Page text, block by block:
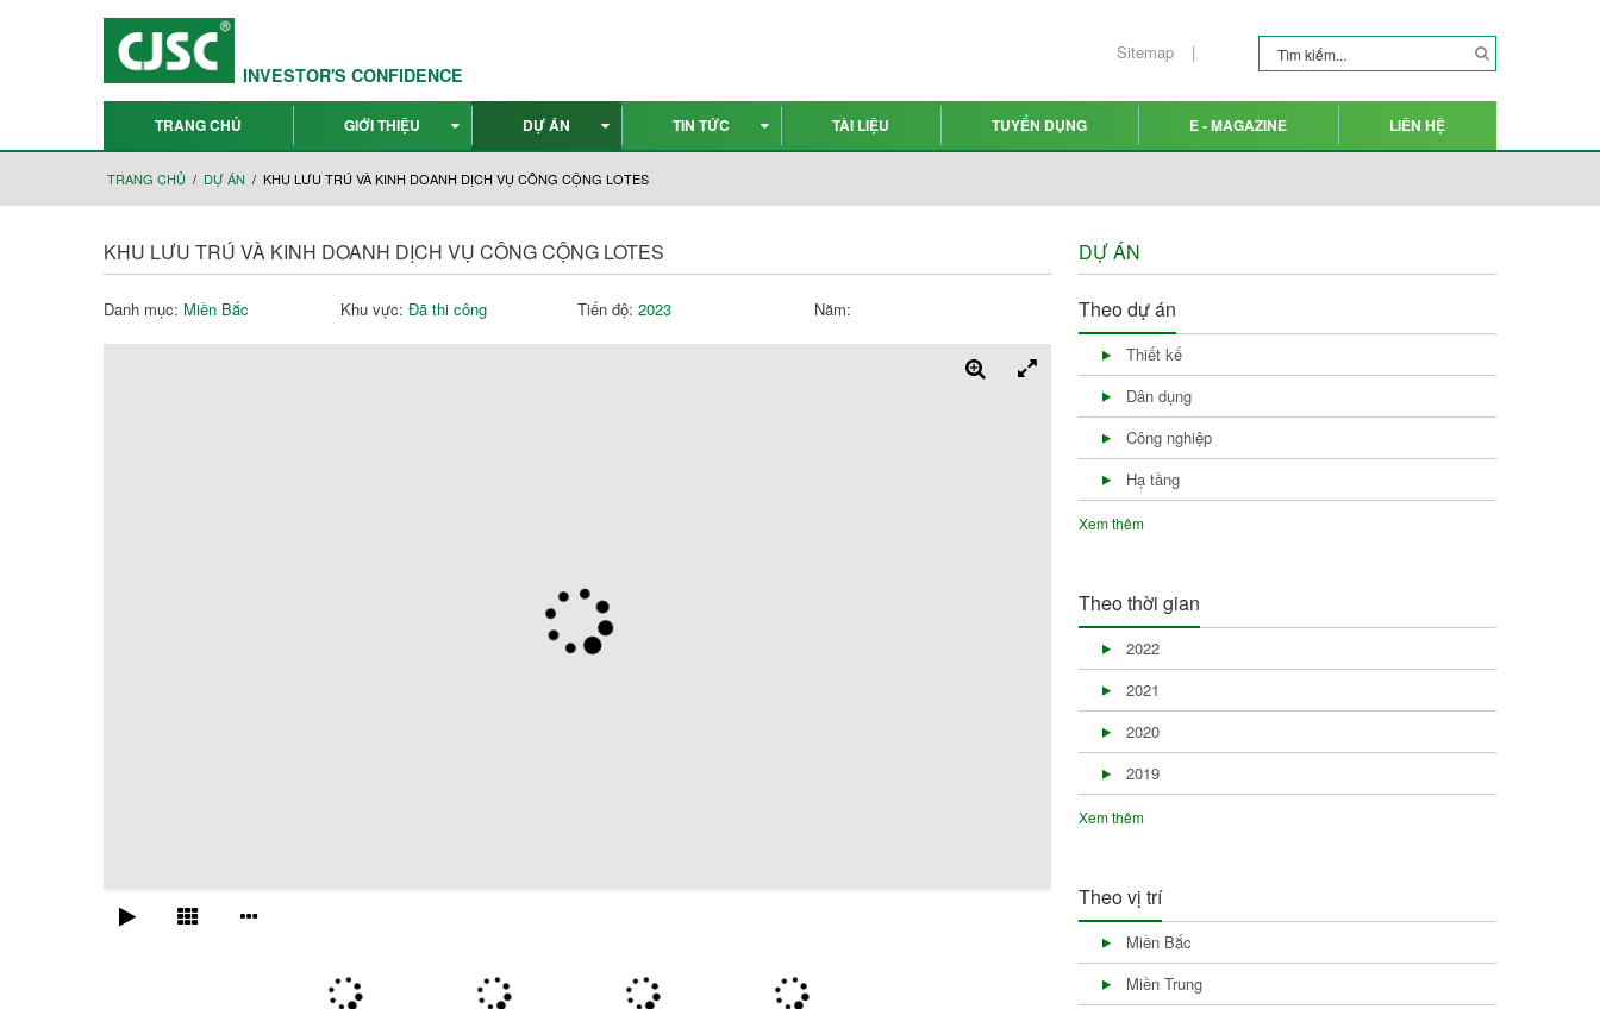
INVESTOR'S CONFIDENCE
Sitemap
TRANG CHỦ GIỚI THIỆU DỰ ÁN TIN TỨC TÀI LIỆU TUYỂN DỤNG E - MAGAZINE LIÊN HỆ
TRANG CHỦ DỰ ÁN KHU LƯU TRÚ VÀ KINH DOANH DỊCH VỤ CÔNG CỘNG LOTES️
KHU LƯU TRÚ VÀ KINH DOANH DỊCH VỤ CÔNG CỘNG LOTES️
Danh mục: Miền Bắc Khu vực: Đã thi công Tiến độ: 2023 Năm:
DỰ ÁN
Theo dự án
Thiết kế
Dân dụng
Công nghiệp
Hạ tầng
Xem thêm
Theo thời gian
2022
2021
2020
2019
Xem thêm
Theo vị trí
Miền Bắc
Miền Trung